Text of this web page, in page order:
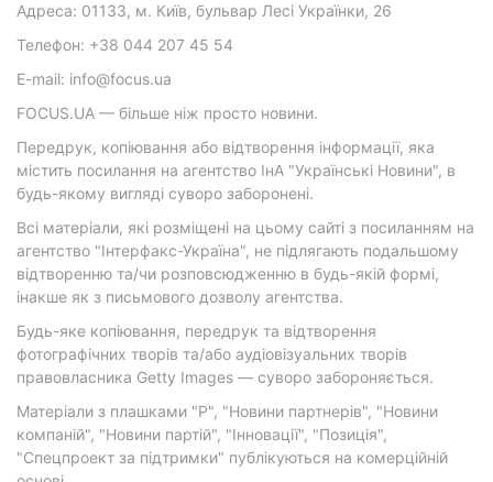
Адреса: 01133, м. Київ, бульвар Лесі Українки, 26
Телефон: +38 044 207 45 54
E-mail: info@focus.ua
FOCUS.UA — більше ніж просто новини.
Передрук, копіювання або відтворення інформації, яка
містить посилання на агентство ІнА "Українські Новини", в
будь-якому вигляді суворо заборонені.
Всі матеріали, які розміщені на цьому сайті з посиланням на
агентство "Інтерфакс-Україна", не підлягають подальшому
відтворенню та/чи розповсюдженню в будь-якій формі,
інакше як з письмового дозволу агентства.
Будь-яке копіювання, передрук та відтворення
фотографічних творів та/або аудіовізуальних творів
правовласника Getty Images — суворо забороняється.
Матеріали з плашками "Р", "Новини партнерів", "Новини
компаній", "Новини партій", "Інновації", "Позиція",
"Спецпроект за підтримки" публікуються на комерційній